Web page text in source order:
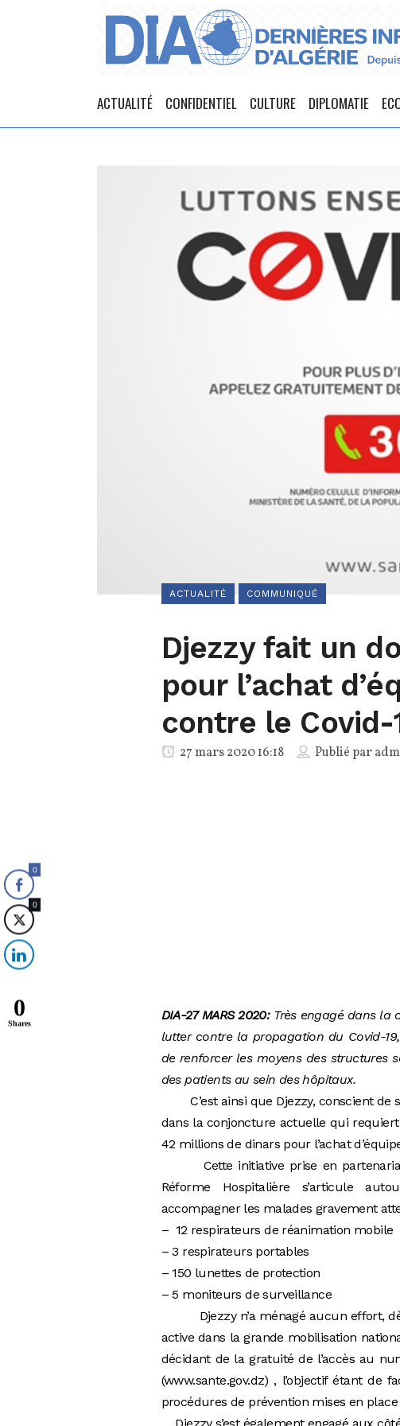
ACTUALITÉ CONFIDENTIEL CULTURE DIPLOMATIE
ACTUALITÉ COMMUNIQUÉ
Djezzy fait un
pour l’achat
contre le Covid-
27 mars 2020 16:18 Publié par
DIA-27 MARS 2020:Très engagé dans la
lutter contre la propagation du Covid-
de renforcer les moyens des structures
des patients au sein des hôpitaux.
C’est ainsi que Djezzy, conscient de
dans la conjoncture actuelle qui
42 millions de dinars pour l’achat
Cette initiative prise en partenariat
Réforme Hospitalière s’articule
accompagner les malades gravement
– 12 respirateurs de réanimation mobile
– 3 respirateurs portables
– 150 lunettes de protection
– 5 moniteurs de surveillance
Djezzy n’a ménagé aucun effort,
active dans la grande mobilisation
décidant de la gratuité de l’accès au
(www.sante.gov.dz) , l’objectif étant de
procédures de prévention mises en
0
0
0
Shares